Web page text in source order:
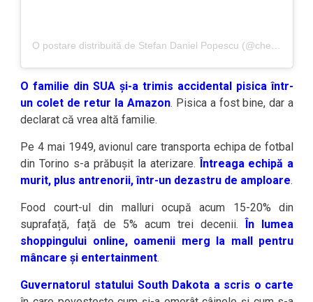
O postare distribuită de Stefan Daniel Popescu (@chef_stefan_popescu)
O familie din SUA și-a trimis accidental pisica într-
un colet de retur la Amazon. Pisica a fost bine, dar a
declarat că vrea altă familie.
Pe 4 mai 1949, avionul care transporta echipa de fotbal
din Torino s-a prăbușit la aterizare.
Întreaga echipă a
murit, plus antrenorii, într-un dezastru de amploare.
Food court-ul din malluri ocupă acum 15-20% din
suprafață, față de 5% acum trei decenii.
În lumea
shoppingului online, oamenii merg la mall pentru
mâncare și entertainment.
Guvernatorul statului South Dakota a scris o carte